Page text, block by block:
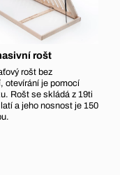
rošt
rošt bez
otevírání je pomocí
Rošt se skládá z 19ti
a jeho nosnost je 150